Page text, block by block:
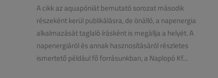
A cikk az aquapóniát bemutató sorozat második
részeként kerül publikálásra, de önálló, a napenergia
alkalmazását taglaló írásként is megállja a helyét. A
napenergiáról és annak hasznosításáról részletes
ismertető például fő forrásunkban, a Naplopó Kf...